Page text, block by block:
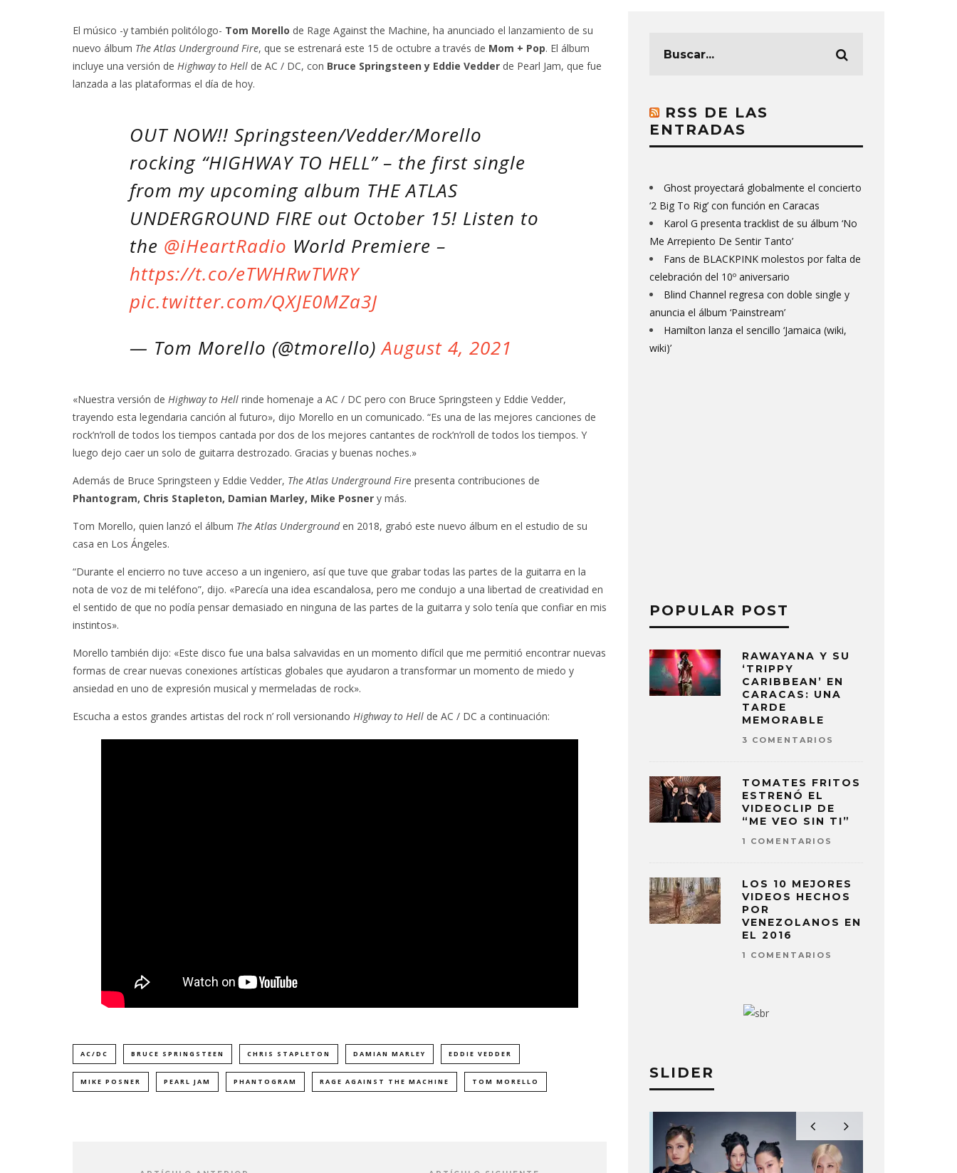
El músico -y también politólogo- Tom Morello de Rage Against the Machine, ha anunciado el lanzamiento de su
nuevo álbum The Atlas Underground Fire, que se estrenará este 15 de octubre a través de Mom + Pop. El álbum
incluye una versión de Highway to Hell de AC / DC, con Bruce Springsteen y Eddie Vedder de Pearl Jam, que fue
lanzada a las plataformas el día de hoy.
OUT NOW!! Springsteen/Vedder/Morello
rocking “HIGHWAY TO HELL” – the first single
from my upcoming album THE ATLAS
UNDERGROUND FIRE out October 15! Listen to
the @iHeartRadio World Premiere –
https://t.co/eTWHRwTWRY
pic.twitter.com/QXJE0MZa3J
— Tom Morello (@tmorello)August 4, 2021
«Nuestra versión de Highway to Hell rinde homenaje a AC / DC pero con Bruce Springsteen y Eddie Vedder,
trayendo esta legendaria canción al futuro», dijo Morello en un comunicado. “Es una de las mejores canciones de
rock’n’roll de todos los tiempos cantada por dos de los mejores cantantes de rock’n’roll de todos los tiempos. Y
luego dejo caer un solo de guitarra destrozado. Gracias y buenas noches.»
Además de Bruce Springsteen y Eddie Vedder, The Atlas Underground Fire presenta contribuciones de
Phantogram, Chris Stapleton, Damian Marley, Mike Posner y más.
Tom Morello, quien lanzó el álbum The Atlas Undergrounden 2018, grabó este nuevo álbum en el estudio de su
casa en Los Ángeles.
“Durante el encierro no tuve acceso a un ingeniero, así que tuve que grabar todas las partes de la guitarra en la
nota de voz de mi teléfono”, dijo. «Parecía una idea escandalosa, pero me condujo a una libertad de creatividad en
el sentido de que no podía pensar demasiado en ninguna de las partes de la guitarra y solo tenía que confiar en mis
instintos».
Morello también dijo: «Este disco fue una balsa salvavidas en un momento difícil que me permitió encontrar nuevas
formas de crear nuevas conexiones artísticas globales que ayudaron a transformar un momento de miedo y
ansiedad en uno de expresión musical y mermeladas de rock».
Escucha a estos grandes artistas del rock n’ roll versionando Highway to Hell de AC / DC a continuación:
AC/DC BRUCE SPRINGSTEEN CHRIS STAPLETON DAMIAN MARLEY EDDIE VEDDER
MIKE POSNER PEARL JAM PHANTOGRAM RAGE AGAINST THE MACHINE TOM MORELLO
RSS DE LAS
ENTRADAS
Ghost proyectará globalmente el concierto
‘2 Big To Rig’ con función en Caracas
Karol G presenta tracklist de su álbum ‘No
Me Arrepiento De Sentir Tanto’
Fans de BLACKPINK molestos por falta de
celebración del 10º aniversario
Blind Channel regresa con doble single y
anuncia el álbum ‘Painstream’
Hamilton lanza el sencillo ‘Jamaica (wiki,
wiki)’
POPULAR POST
RAWAYANA Y SU
‘TRIPPY
CARIBBEAN’ EN
CARACAS: UNA
TARDE
MEMORABLE
3 COMENTARIOS
TOMATES FRITOS
ESTRENÓ EL
VIDEOCLIP DE
“ME VEO SIN TI”
1 COMENTARIOS
LOS 10 MEJORES
VIDEOS HECHOS
POR
VENEZOLANOS EN
EL 2016
1 COMENTARIOS
SLIDER